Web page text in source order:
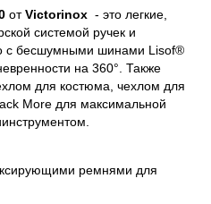
отVictorinox - это легкие,
системой ручек и
с бесшумными шинами Lisof®
на 360°. Также
для костюма, чехлом для
More для максимальной
ремнями для